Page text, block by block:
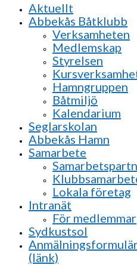
Aktuellt
Abbekås Båtklubb
Verksamheten
Medlemskap
Styrelsen
Hamngruppen
Båtmiljö
Kalendarium
Seglarskolan
Abbekås Hamn
Samarbete
Lokala företag
Intranät
För medlemmar
Sydkustsol
(länk)